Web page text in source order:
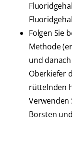
Folgen Sie
Methode
und
Oberkiefer
rüttelnden
Verwenden
Borsten